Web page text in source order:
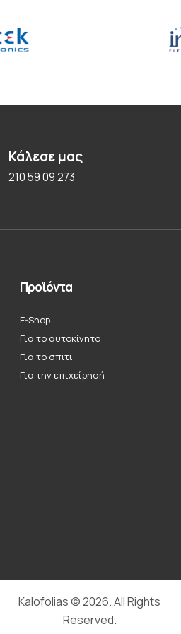
Κάλεσε μας
210 59 09 273
Προϊόντα
E-Shop
Για το αυτοκίνητο
Για το σπιτι
Για την επιχείρησή
Kalofolias © 2026. All Rights
Reserved.